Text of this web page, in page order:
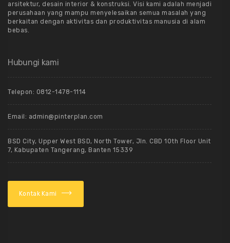
arsitektur, desain interior & konstruksi. Visi kami adalah menjadi
perusahaan yang mampu menyelesaikan semua masalah yang
berkaitan dengan aktivitas dan produktivitas manusia di alam
bebas.
Hubungi kami
Telepon: 0812-1478-1114
Email: admin@pinterplan.com
BSD City, Upper West BSD, North Tower, Jln. CBD 10th Floor Unit
7, Kabupaten Tangerang, Banten 15339
Kontak Kami